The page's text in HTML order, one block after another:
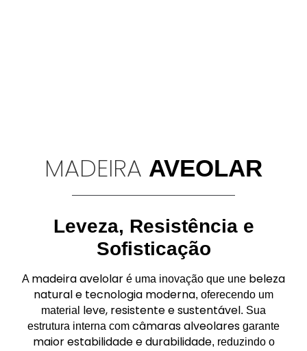
MADEIRA AVEOLAR
Leveza, Resistência e
Sofisticação
A madeira avelolar é uma inovação que une beleza
natural e tecnologia moderna, oferecendo um
material leve, resistente e sustentável. Sua
estrutura interna com câmaras alveolares garante
maior estabilidade e durabilidade, reduzindo o